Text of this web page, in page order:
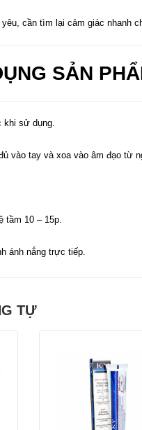
cần tìm lại cảm giác nhanh
SẢN
khi sử dụng.
vào tay và xoa vào âm đạo từ
tầm 10 – 15p.
ánh nắng trực tiếp.
TỰ